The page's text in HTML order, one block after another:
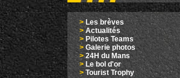
>Les brèves
> Actualités
> Pilotes Teams
>Galerie photos
>24H du Mans
>Le bol d'or
> Tourist Trophy